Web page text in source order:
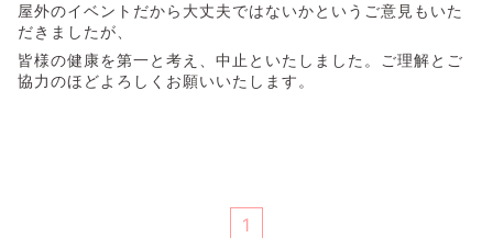
屋外のイベントだから大丈夫ではないかというご意見もいた
だきましたが、
皆様の健康を第一と考え、中止といたしました。ご理解とご
協力のほどよろしくお願いいたします。
1